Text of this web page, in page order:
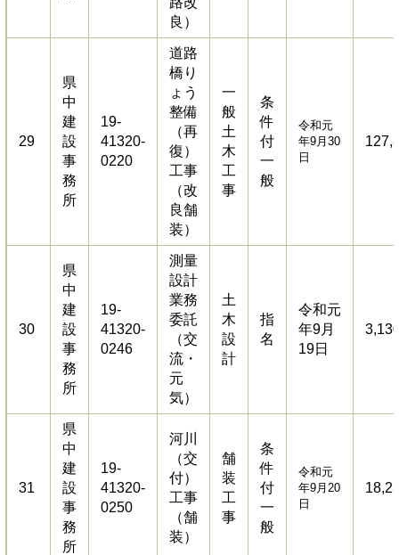
良）
29
県
中
建
設
事
務
所
19-
41320-
0220
道路
橋り
ょう
整備
（再
復）
工事
（改
良舗
装）
一
般
土
木
工
事
条
件
付
一
般
令和元
年9月30
日
30
県
中
建
設
事
務
所
19-
41320-
0246
測量
設計
業務
委託
（交
流・
元
気）
土
木
設
計
指
名
令和元
年9月
19日
31
県
中
建
設
事
務
所
19-
41320-
0250
河川
（交
付）
工事
（舗
装）
舗
装
工
事
条
件
付
一
般
令和元
年9月20
日